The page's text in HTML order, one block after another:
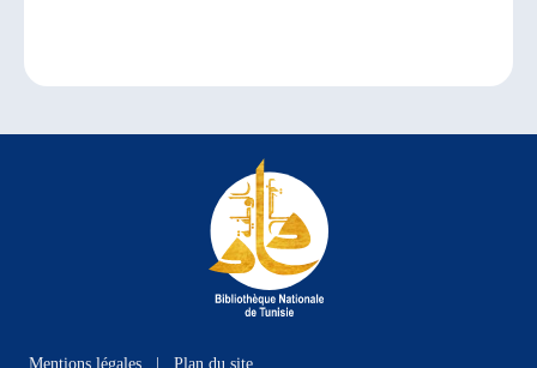
Mentions légales Plan du site